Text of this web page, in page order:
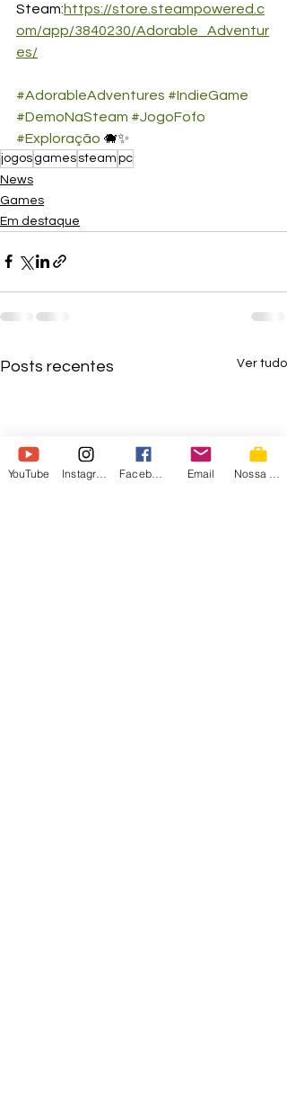
Steam:https://store.steampowered.c
om/app/3840230/Adorable_Adventur
es/
#AdorableAdventures #IndieGame
#DemoNaSteam #JogoFofo
#Exploração 🐗✨
jogos games steam pc
News
Games
Em destaque
Posts recentes Ver tudo
YouTube Email